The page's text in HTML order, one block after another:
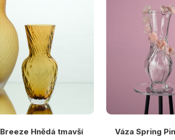
Breeze Hnědá tmavší
Váza Spring